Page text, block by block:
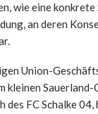
wie eine konkrete
an deren
Union-
kleinen Sauerland-
des FC Schalke